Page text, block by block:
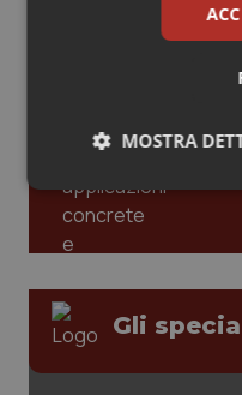
Valle D’Aosta
Veneto
Neuroscienze &
Oncodermatologia
Oncoematologia
AI e
uso
Gli
MOSTRA
Necessari